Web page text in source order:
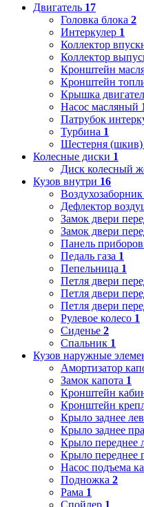
Двигатель 17
Головка блока 2
Интеркулер 1
Коллектор
Коллектор
Кронштейн
Кронштейн
Крышка
Насос масляный
Патрубок
Турбина 1
Шестерня (шкив)
Колесные диски 1
Диск колесный
Кузов внутри 16
Воздухозаборник
Дефлектор
Замок двери
Замок двери
Панель приборов
Педаль газа 1
Пепельница 1
Петля двери
Петля двери
Петля двери
Рулевое колесо 1
Сиденье 2
Спальник 1
Кузов наружные
Амортизатор
Замок капота 1
Кронштейн
Кронштейн
Крыло заднее
Крыло заднее
Крыло переднее
Крыло переднее
Насос подъема
Подножка 2
Рама 1
Спойлер 1